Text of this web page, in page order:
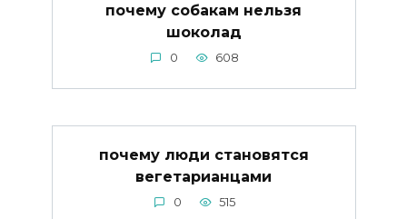
почему собакам нельзя
шоколад
0 608
почему люди становятся
вегетарианцами
0 515